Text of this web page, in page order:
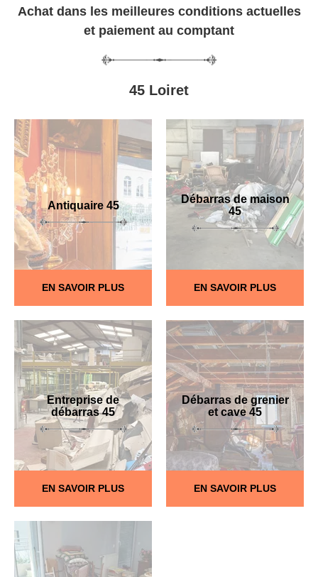
Achat dans les meilleures conditions actuelles
et paiement au comptant
45 Loiret
Antiquaire 45
EN SAVOIR PLUS
Débarras de maison
45
EN SAVOIR PLUS
Entreprise de
débarras 45
EN SAVOIR PLUS
Débarras de grenier
et cave 45
EN SAVOIR PLUS